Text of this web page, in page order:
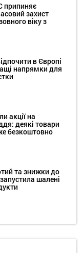
припиняє
захист
віку з
в Європі
напрямки для
акції на
деякі товари
безкоштовно
та знижки до
шалені